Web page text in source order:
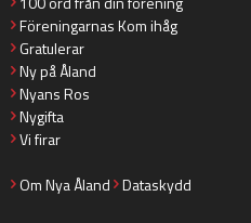
Föreningarnas Kom ihåg
Gratulerar
Ny på Åland
Nyans Ros
Nygifta
Vi firar
Om Nya Åland Dataskydd